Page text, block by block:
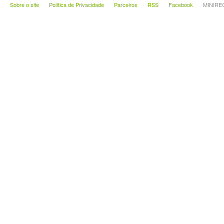
Sobre o site Política de Privacidade Parceiros RSS Facebook